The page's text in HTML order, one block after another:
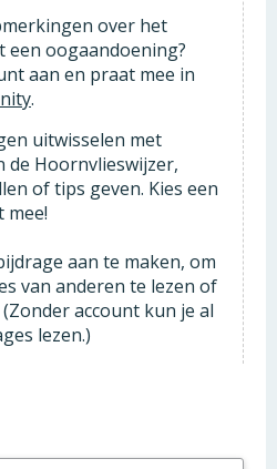
over het
een oogaandoening?
aan en praat mee in
.
uitwisselen met
de Hoornvlieswijzer,
of tips geven. Kies een
mee!
aan te maken, om
van anderen te lezen of
account kun je al
lezen.)